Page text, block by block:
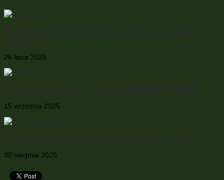
26 lipca 2026
15 września 2025
30 sierpnia 2025